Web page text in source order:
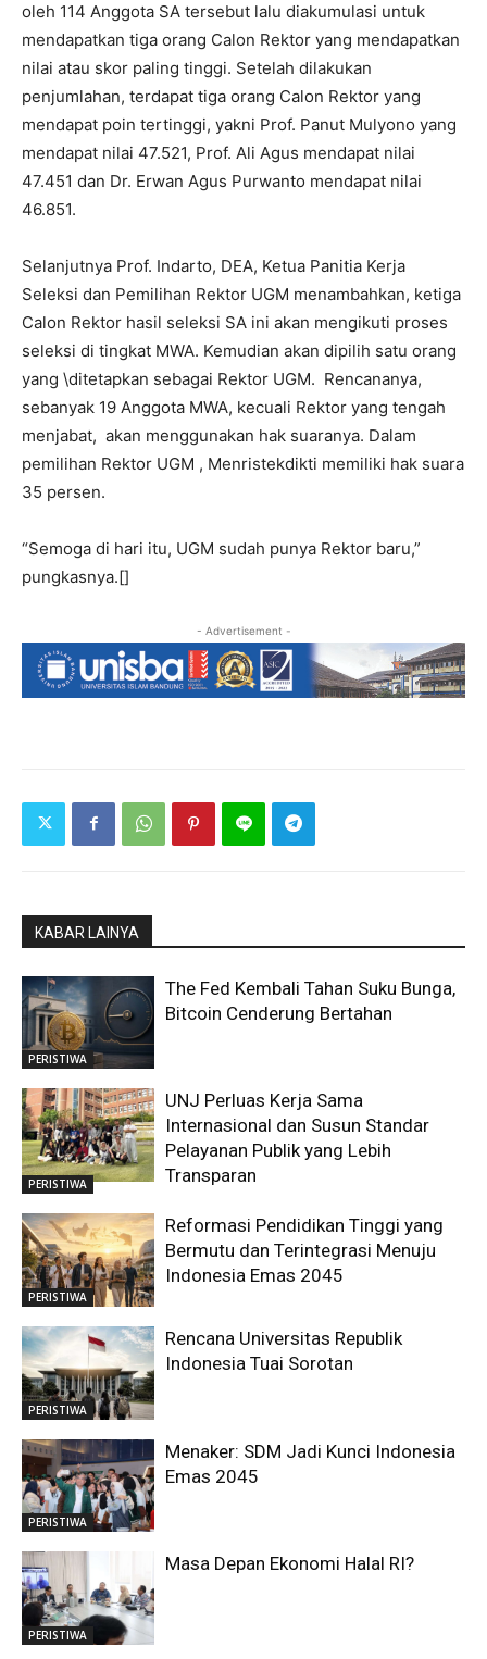
oleh 114 Anggota SA tersebut lalu diakumulasi untuk
mendapatkan tiga orang Calon Rektor yang mendapatkan
nilai atau skor paling tinggi. Setelah dilakukan
penjumlahan, terdapat tiga orang Calon Rektor yang
mendapat poin tertinggi, yakni Prof. Panut Mulyono yang
mendapat nilai 47.521, Prof. Ali Agus mendapat nilai
47.451 dan Dr. Erwan Agus Purwanto mendapat nilai
46.851.
Selanjutnya Prof. Indarto, DEA, Ketua Panitia Kerja
Seleksi dan Pemilihan Rektor UGM menambahkan, ketiga
Calon Rektor hasil seleksi SA ini akan mengikuti proses
seleksi di tingkat MWA. Kemudian akan dipilih satu orang
yang \ditetapkan sebagai Rektor UGM. Rencananya,
sebanyak 19 Anggota MWA, kecuali Rektor yang tengah
menjabat, akan menggunakan hak suaranya. Dalam
pemilihan Rektor UGM , Menristekdikti memiliki hak suara
35 persen.
“Semoga di hari itu, UGM sudah punya Rektor baru,”
pungkasnya.[]
- Advertisement -
KABAR LAINYA
PERISTIWA
The Fed Kembali Tahan Suku Bunga,
Bitcoin Cenderung Bertahan
PERISTIWA
UNJ Perluas Kerja Sama
Internasional dan Susun Standar
Pelayanan Publik yang Lebih
Transparan
PERISTIWA
Reformasi Pendidikan Tinggi yang
Bermutu dan Terintegrasi Menuju
Indonesia Emas 2045
PERISTIWA
Rencana Universitas Republik
Indonesia Tuai Sorotan
PERISTIWA
Menaker: SDM Jadi Kunci Indonesia
Emas 2045
PERISTIWA
Masa Depan Ekonomi Halal RI?